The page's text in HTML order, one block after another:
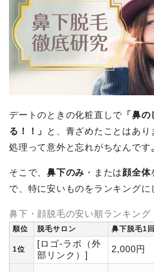
デートのときの化粧直しで 「鼻
る！！」
と、青ざめたことはあ
処理って意外と忘れがちなんです
そこで、鼻下のみ ・または顔全体
で、特に安いものをランキングに
鼻下・顔脱毛の安い順ランキング
順位 脱毛サロン 鼻下脱毛1回
1位
[ロゴ-ラボ（外
部リンク）]
2,000円